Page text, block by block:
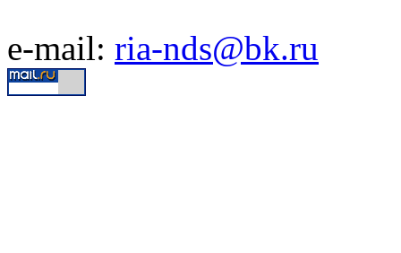
e-mail: ria-nds@bk.ru